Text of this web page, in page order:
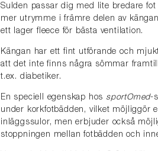
Sulden passar dig med lite bredare
mer utrymme i främre delen av
ett lager fleece för bästa ventilation.
Kängan har ett fint utförande och
att det inte finns några sömmar
t.ex. diabetiker.
En speciell egenskap hos sportOmed-
under korkfotbädden, vilket möjliggör
inläggssulor, men erbjuder också
stoppningen mellan fotbädden och